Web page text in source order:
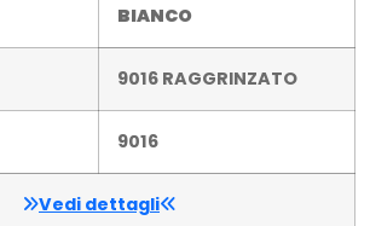
BIANCO
9016 RAGGRINZATO
9016
Vedi dettagli